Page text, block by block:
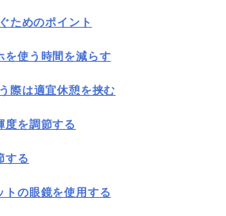
ためのポイント
使う時間を減らす
際は適宜休憩を挟む
を調節する
する
の眼鏡を使用する